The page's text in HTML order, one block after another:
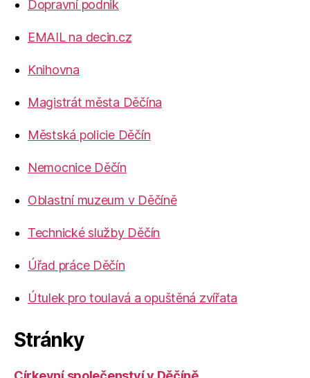
Dopravní podnik
EMAIL na decin.cz
Knihovna
Magistrát města Děčína
Městská policie Děčín
Nemocnice Děčín
Oblastní muzeum v Děčíně
Technické služby Děčín
Úřad práce Děčín
Útulek pro toulavá a opuštěná zvířata
Stránky